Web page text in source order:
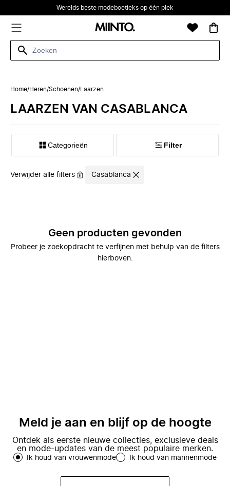
Werelds beste modeboetieks op één plek
Home/Heren/Schoenen/ Laarzen
LAARZEN VAN CASABLANCA
Categorieën Filter
Verwijder alle filters Casablanca
Geen producten gevonden
Probeer je zoekopdracht te verfijnen met behulp van de filters
hierboven.
Meld je aan en blijf op de hoogte
Ontdek als eerste nieuwe collecties, exclusieve deals
en mode-updates van de meest populaire merken.
Ik houd van vrouwenmode Ik houd van mannenmode